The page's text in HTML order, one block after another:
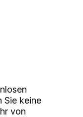
Sie keine
von